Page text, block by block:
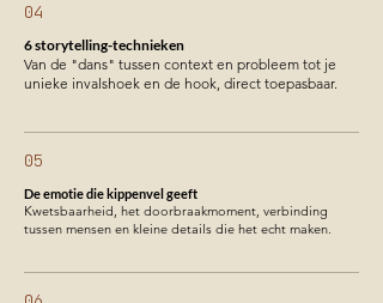
04
6 storytelling-technieken
Van de "dans" tussen context en probleem tot je
unieke invalshoek en de hook, direct toepasbaar.
05
De emotie die kippenvel geeft
Kwetsbaarheid, het doorbraakmoment, verbinding
tussen mensen en kleine details die het echt maken.